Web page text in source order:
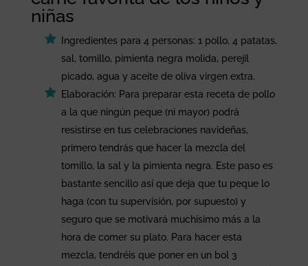
niñas
Ingredientes para 4 personas: 1 pollo, 4 patatas,
sal, tomillo, pimienta negra molida, perejil
picado, agua y aceite de oliva virgen extra.
Elaboración: Para preparar esta receta de pollo
a la que ningún peque (ni mayor) podrá
resistirse en tus celebraciones navideñas,
primero tendrás que hacer la mezcla del
tomillo, la sal y la pimienta negra. Este paso es
bastante sencillo así que deja que tu peque lo
haga (con tu supervisión, por supuesto) y
seguro que se motivará muchísimo más a la
hora de comer su plato. Para hacer esta
mezcla, tendréis que poner en un bol 3